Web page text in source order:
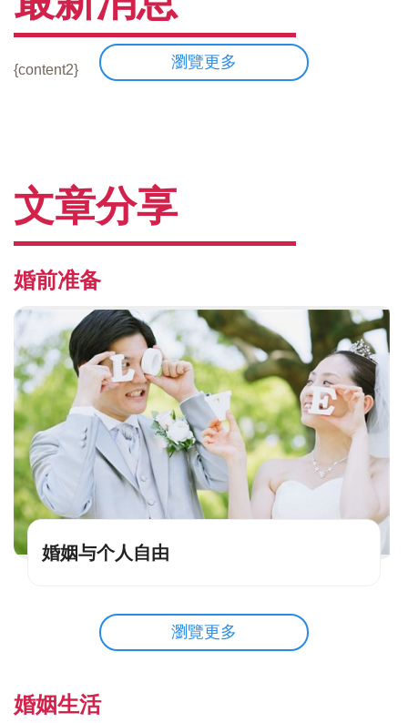
{content2} 瀏覽更多
文章分享
婚前准备
婚姻与个人自由
瀏覽更多
婚姻生活